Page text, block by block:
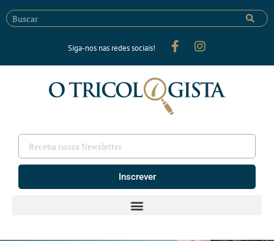
Siga-nos nas redes sociais!
Inscrever